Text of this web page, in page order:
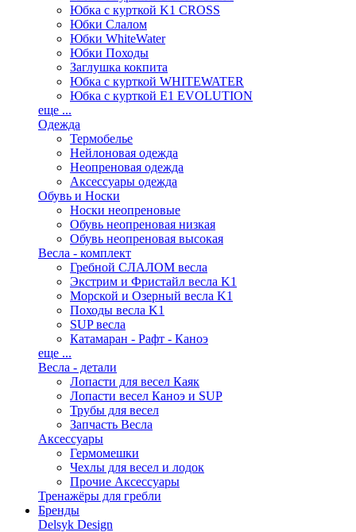
Юбка с курткой K1 CROSS
Юбки Слалом
Юбки WhiteWater
Юбки Походы
Заглушка кокпита
Юбка с курткой WHITEWATER
Юбка с курткой E1 EVOLUTION
еще ...
Одежда
Термобелье
Нейлоновая одежда
Неопреновая одежда
Аксессуары одежда
Обувь и Носки
Носки неопреновые
Обувь неопреновая низкая
Обувь неопреновая высокая
Весла - комплект
Гребной СЛАЛОМ весла
Экстрим и Фристайл весла K1
Морской и Озерный весла K1
Походы весла K1
SUP весла
Катамаран - Рафт - Каноэ
еще ...
Весла - детали
Лопасти для весел Каяк
Лопасти весел Каноэ и SUP
Трубы для весел
Запчасть Весла
Аксессуары
Гермомешки
Чехлы для весел и лодок
Прочие Аксессуары
Тренажёры для гребли
Бренды
Delsyk Design